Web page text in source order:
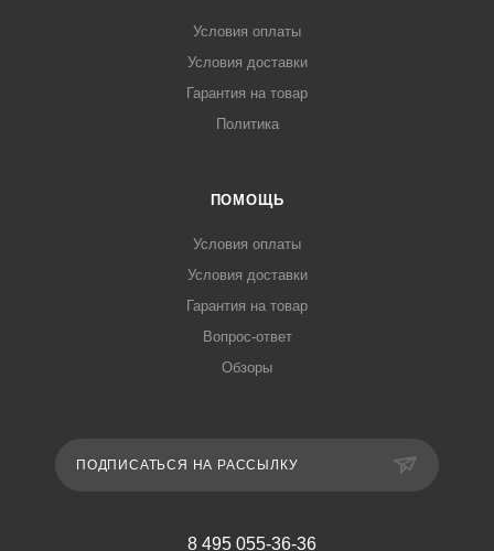
Условия оплаты
Условия доставки
Гарантия на товар
Политика
ПОМОЩЬ
Условия оплаты
Условия доставки
Гарантия на товар
Вопрос-ответ
Обзоры
ПОДПИСАТЬСЯ НА РАССЫЛКУ
8 495 055-36-36